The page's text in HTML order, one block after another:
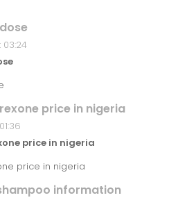
price in nigeria
price in nigeria
price in nigeria
information